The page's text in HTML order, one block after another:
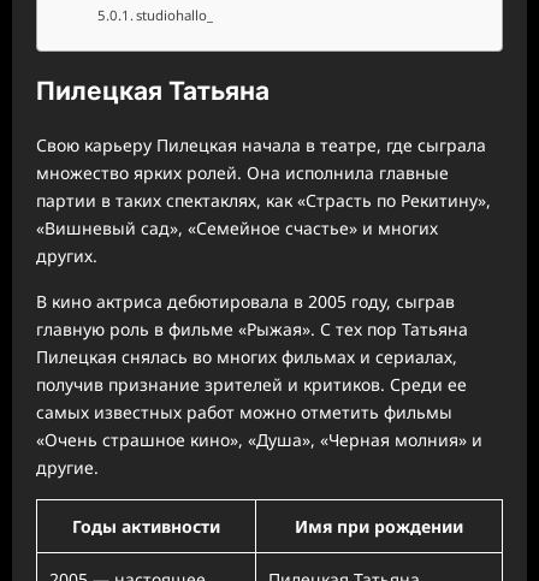
studiohallo_
Пилецкая Татьяна
Свою карьеру Пилецкая начала в театре, где сыграла
множество ярких ролей. Она исполнила главные
партии в таких спектаклях, как «Страсть по Рекитину»,
«Вишневый сад», «Семейное счастье» и многих
других.
В кино актриса дебютировала в 2005 году, сыграв
главную роль в фильме «Рыжая». С тех пор Татьяна
Пилецкая снялась во многих фильмах и сериалах,
получив признание зрителей и критиков. Среди ее
самых известных работ можно отметить фильмы
«Очень страшное кино», «Душа», «Черная молния» и
другие.
Годы активности Имя при рождении